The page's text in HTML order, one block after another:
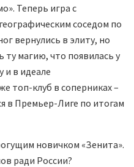
Теперь игра с
соседом по
вернулись в элиту, но
ту магию, что появилась у
и в идеале
топ-клуб в соперниках –
в Премьер-Лиге по итогам
новичком «Зенита».
ради России?